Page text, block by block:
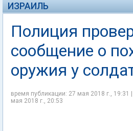
ИЗРАИЛЬ
Полиция
сообщение о
оружия у
время публикации: 27 мая 2018 г.,
мая 2018 г., 20:53